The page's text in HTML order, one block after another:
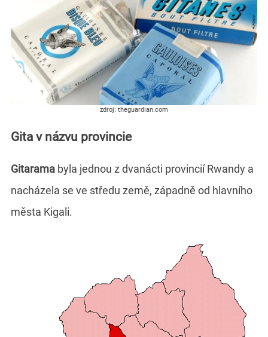
zdroj: theguardian.com
Gita v názvu provincie
Gitarama byla jednou z dvanácti provincií Rwandy a
nacházela se ve středu země, západně od hlavního
města Kigali.